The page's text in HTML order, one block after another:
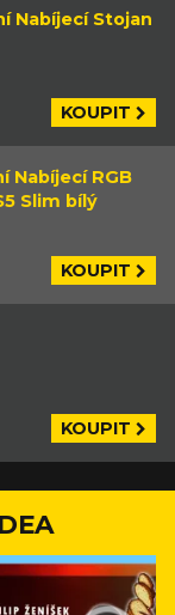
Nabíjecí Stojan
KOUPIT
Nabíjecí RGB
Slim bílý
KOUPIT
KOUPIT